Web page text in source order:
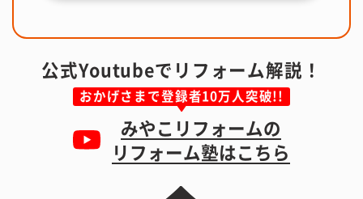
公式Youtubeでリフォーム解説！
おかげさまで登録者10万人突破!!
みやこリフォームの
リフォーム塾はこちら